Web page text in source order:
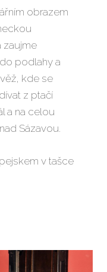
obrazem
zaujme
podlahy a
kde se
z ptačí
a na celou
Sázavou.
v tašce